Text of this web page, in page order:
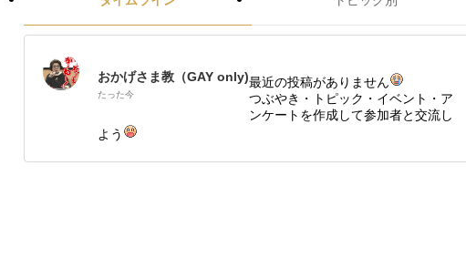
おかげさま教（GAY only)
たった今
最近の投稿がありません
つぶやき・トピック・イベント・ア
ンケートを作成して参加者と交流し
よう